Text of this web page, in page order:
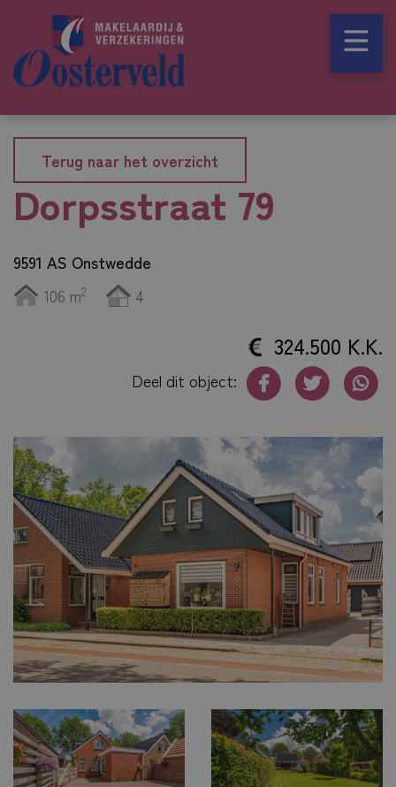
Terug naar het overzicht
Dorpsstraat 79
9591 AS Onstwedde
106 m2 4
324.500 K.K.
Deel dit object: